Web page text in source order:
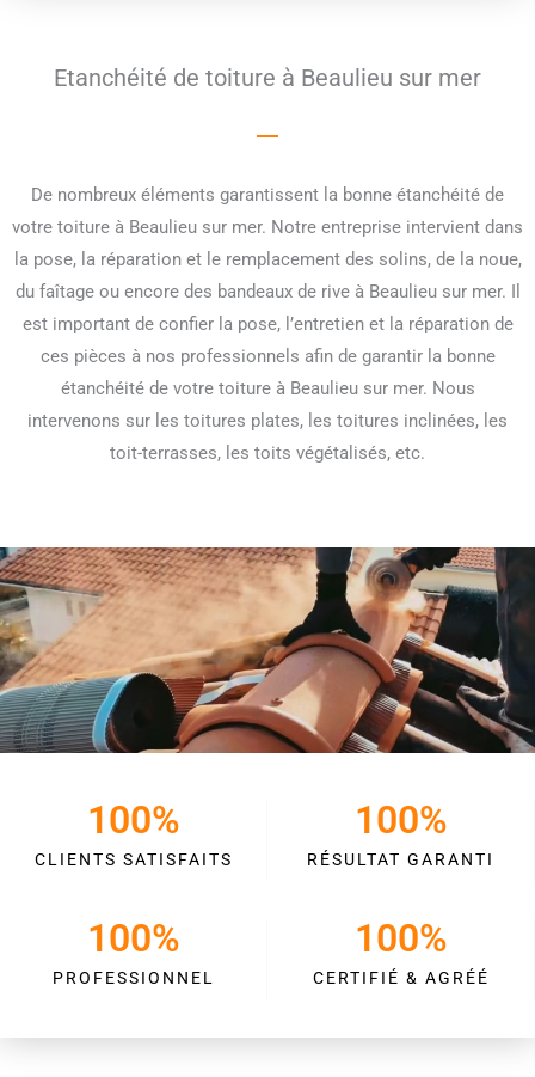
Etanchéité de toiture à Beaulieu sur mer
De nombreux éléments garantissent la bonne étanchéité de
votre toiture à Beaulieu sur mer. Notre entreprise intervient dans
la pose, la réparation et le remplacement des solins, de la noue,
du faîtage ou encore des bandeaux de rive à Beaulieu sur mer. Il
est important de confier la pose, l’entretien et la réparation de
ces pièces à nos professionnels afin de garantir la bonne
étanchéité de votre toiture à Beaulieu sur mer. Nous
intervenons sur les toitures plates, les toitures inclinées, les
toit-terrasses, les toits végétalisés, etc.
CLIENTS SATISFAITS
100%
RÉSULTAT GARANTI
100%
PROFESSIONNEL
100%
CERTIFIÉ & AGRÉÉ
100%